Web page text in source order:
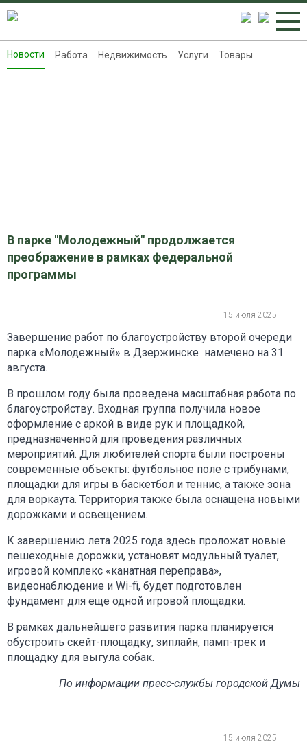
Новости
Новости Работа Недвижимость Услуги Товары
В парке "Молодежный" продолжается
преображение в рамках федеральной
программы
15 июля 2025
Завершение работ по благоустройству второй очереди
парка «Молодежный» в Дзержинске намечено на 31
августа.
В прошлом году была проведена масштабная работа по
благоустройству. Входная группа получила новое
оформление с аркой в виде рук и площадкой,
предназначенной для проведения различных
мероприятий. Для любителей спорта были построены
современные объекты: футбольное поле с трибунами,
площадки для игры в баскетбол и теннис, а также зона
для воркаута. Территория также была оснащена новыми
дорожками и освещением.
К завершению лета 2025 года здесь проложат новые
пешеходные дорожки, установят модульный туалет,
игровой комплекс «канатная переправа»,
видеонаблюдение и Wi-fi, будет подготовлен
фундамент для еще одной игровой площадки.
В рамках дальнейшего развития парка планируется
обустроить скейт-площадку, зиплайн, памп-трек и
площадку для выгула собак.
По информации пресс-службы городской Думы
15 июля 2025